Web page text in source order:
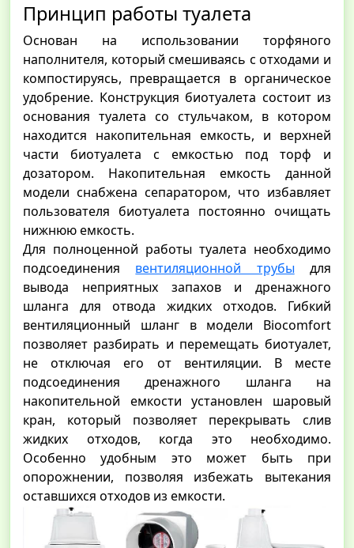
Принцип работы туалета
Основан на использовании торфяного
наполнителя, который смешиваясь с отходами и
компостируясь, превращается в органическое
удобрение. Конструкция биотуалета состоит из
основания туалета со стульчаком, в котором
находится накопительная емкость, и верхней
части биотуалета с емкостью под торф и
дозатором. Накопительная емкость данной
модели снабжена сепаратором, что избавляет
пользователя биотуалета постоянно очищать
нижнюю емкость.
Для полноценной работы туалета необходимо
подсоединения вентиляционной трубы для
вывода неприятных запахов и дренажного
шланга для отвода жидких отходов. Гибкий
вентиляционный шланг в модели Biocomfort
позволяет разбирать и перемещать биотуалет,
не отключая его от вентиляции. В месте
подсоединения дренажного шланга на
накопительной емкости установлен шаровый
кран, который позволяет перекрывать слив
жидких отходов, когда это необходимо.
Особенно удобным это может быть при
опорожнении, позволяя избежать вытекания
оставшихся отходов из емкости.